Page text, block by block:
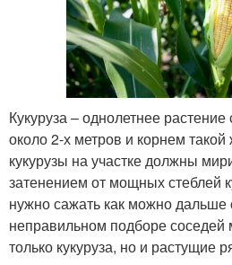
Кукуруза – однолетнее
около 2-х метров и корнем
кукурузы на участке должны
затенением от мощных стеблей
нужно сажать как можно дальше
неправильном подборе соседей
только кукуруза, но и растущие